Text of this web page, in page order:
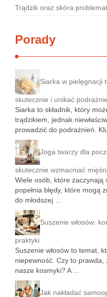
Trądzik oraz skóra
Porady
Siarka w pielęgnacji
skutecznie i unikać
Siarka to składnik, który
trądzikiem, jednak
prowadzić do podrażnień.
Joga twarzy dla
skutecznie wzmacniać
Wiele osób, które zaczynają
popełnia błędy, które mogą
do młodszej …
Suszenie włosów:
praktyki
Suszenie włosów to temat,
niepewność. Czy to
nasze kosmyki? A …
Jak nakładać